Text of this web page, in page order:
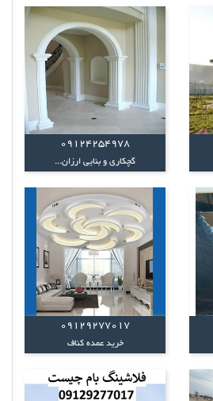
09124254978
گچکاری و بنایی ارزان...
09129277017
خرید عمده کناف